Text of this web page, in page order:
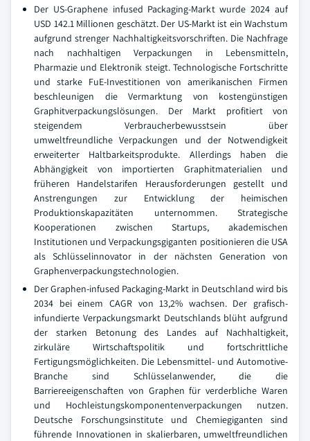
Der US-Graphene infused Packaging-Markt wurde 2024 auf
USD 142.1 Millionen geschätzt. Der US-Markt ist ein Wachstum
aufgrund strenger Nachhaltigkeitsvorschriften. Die Nachfrage
nach nachhaltigen Verpackungen in Lebensmitteln,
Pharmazie und Elektronik steigt. Technologische Fortschritte
und starke FuE-Investitionen von amerikanischen Firmen
beschleunigen die Vermarktung von kostengünstigen
Graphitverpackungslösungen. Der Markt profitiert von
steigendem Verbraucherbewusstsein über
umweltfreundliche Verpackungen und der Notwendigkeit
erweiterter Haltbarkeitsprodukte. Allerdings haben die
Abhängigkeit von importierten Graphitmaterialien und
früheren Handelstarifen Herausforderungen gestellt und
Anstrengungen zur Entwicklung der heimischen
Produktionskapazitäten unternommen. Strategische
Kooperationen zwischen Startups, akademischen
Institutionen und Verpackungsgiganten positionieren die USA
als Schlüsselinnovator in der nächsten Generation von
Graphenverpackungstechnologien.
Der Graphen-infused Packaging-Markt in Deutschland wird bis
2034 bei einem CAGR von 13,2% wachsen. Der grafisch-
infundierte Verpackungsmarkt Deutschlands blüht aufgrund
der starken Betonung des Landes auf Nachhaltigkeit,
zirkuläre Wirtschaftspolitik und fortschrittliche
Fertigungsmöglichkeiten. Die Lebensmittel- und Automotive-
Branche sind Schlüsselanwender, die die
Barriereeigenschaften von Graphen für verderbliche Waren
und Hochleistungskomponentenverpackungen nutzen.
Deutsche Forschungsinstitute und Chemiegiganten sind
führende Innovationen in skalierbaren, umweltfreundlichen